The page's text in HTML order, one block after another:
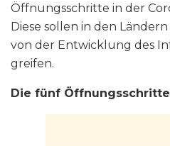
Öffnungsschritte in der
Diese sollen in den
von der Entwicklung des
greifen.
Die fünf